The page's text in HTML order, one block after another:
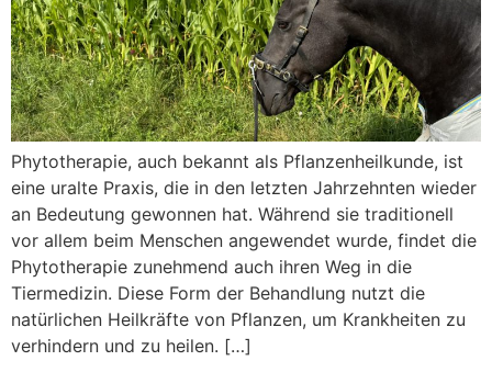
Phytotherapie, auch bekannt als Pflanzenheilkunde, ist
eine uralte Praxis, die in den letzten Jahrzehnten wieder
an Bedeutung gewonnen hat. Während sie traditionell
vor allem beim Menschen angewendet wurde, findet die
Phytotherapie zunehmend auch ihren Weg in die
Tiermedizin. Diese Form der Behandlung nutzt die
natürlichen Heilkräfte von Pflanzen, um Krankheiten zu
verhindern und zu heilen. […]